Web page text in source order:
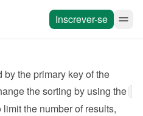
Inscrever-se
by the primary key of the
underlying table. You can change the sorting by using the
the number of results,